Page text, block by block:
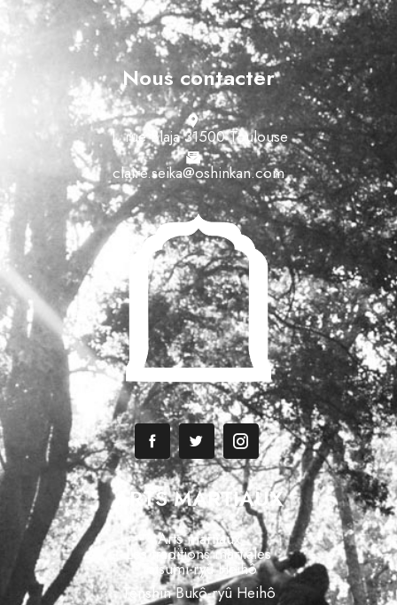
Nous contacter
1, rue Blaja 31500 Toulouse
claire.seika@oshinkan.com
ARTS MARTIAUX
Arts martiaux
Les traditions martiales
Tatsumi-ryû Heihô
Tenshin Bukô-ryû Heihô